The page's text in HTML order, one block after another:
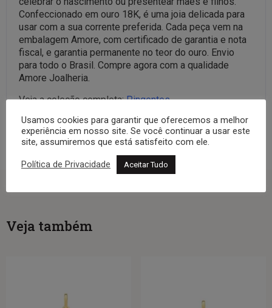
Confeccionado em ouro 18K, é uma joia delicada para
usar com a sua corrente preferida. Cada peça vem na
embalagem Amore, com certificado de garantia e nota
fiscal, e garantia permanente no teor do ouro. Envio
para todo o Brasil. Compre agora com a qualidade
Amore Joalheria.
Veja a coleção completa:Pingentes
Veja também
Usamos cookies para garantir que oferecemos a melhor
experiência em nosso site. Se você continuar a usar este
site, assumiremos que está satisfeito com ele.
Política de Privacidade Aceitar Tudo